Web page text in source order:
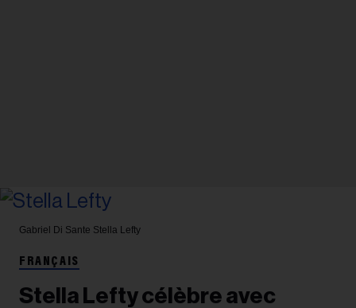
Gabriel Di Sante Stella Lefty
FRANÇAIS
Stella Lefty célèbre avec